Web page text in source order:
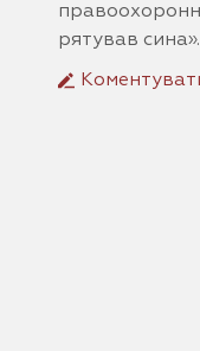
рятував сина».